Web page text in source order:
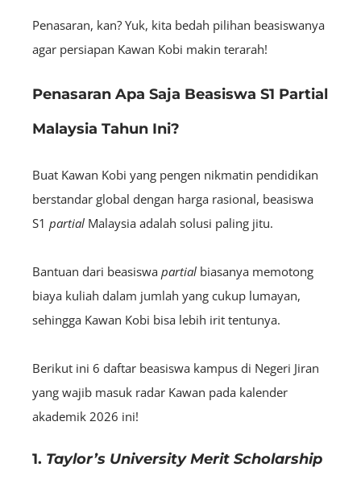
Penasaran, kan? Yuk, kita bedah pilihan beasiswanya
agar persiapan Kawan Kobi makin terarah!
Penasaran Apa Saja Beasiswa S1 Partial
Malaysia Tahun Ini?
Buat Kawan Kobi yang pengen nikmatin pendidikan
berstandar global dengan harga rasional, beasiswa
S1 partial Malaysia adalah solusi paling jitu.
Bantuan dari beasiswa partial biasanya memotong
biaya kuliah dalam jumlah yang cukup lumayan,
sehingga Kawan Kobi bisa lebih irit tentunya.
Berikut ini 6 daftar beasiswa kampus di Negeri Jiran
yang wajib masuk radar Kawan pada kalender
akademik 2026 ini!
1. Taylor’s University Merit Scholarship